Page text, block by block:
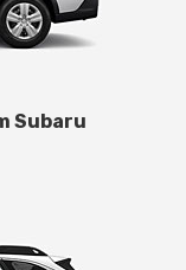
Subaru